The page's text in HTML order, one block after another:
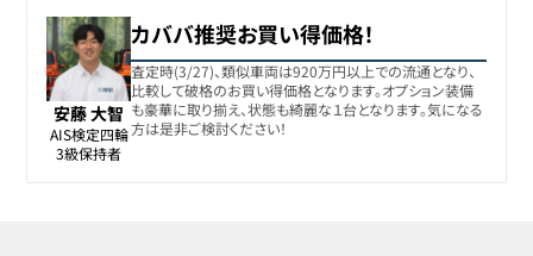
安藤 大智
AIS検定四輪
3級保持者
カババ推奨お買い得価格！
査定時(3/27)、類似車両は920万円以上での流通となり、
比較して破格のお買い得価格となります。オプション装備
も豪華に取り揃え、状態も綺麗な１台となります。気になる
方は是非ご検討ください！